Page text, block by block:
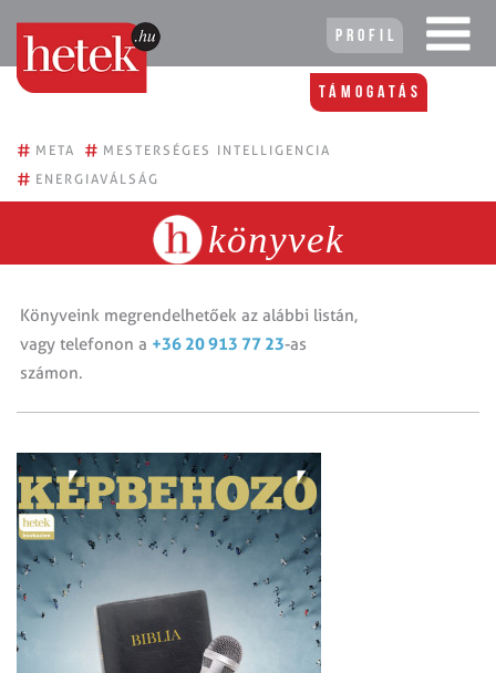
Profil
Támogatás
# META # MESTERSÉGES INTELLIGENCIA
# ENERGIAVÁLSÁG
könyvek
Könyveink megrendelhetőek az alábbi listán,
vagy telefonon a +36 20 913 77 23-as
számon.